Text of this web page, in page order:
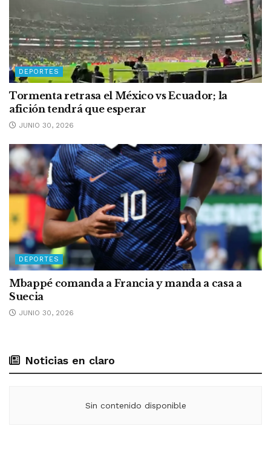
DEPORTES
Tormenta retrasa el México vs Ecuador; la
afición tendrá que esperar
JUNIO 30, 2026
DEPORTES
Mbappé comanda a Francia y manda a casa a
Suecia
JUNIO 30, 2026
Noticias en claro
Sin contenido disponible